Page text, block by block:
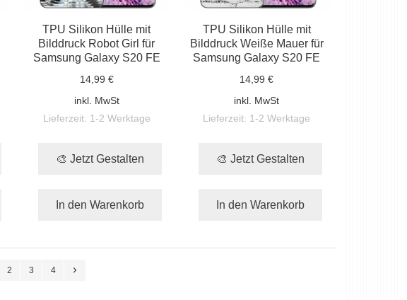
TPU Silikon Hülle mit
Bilddruck Robot Girl für
Samsung Galaxy S20 FE
14,99 €
inkl. MwSt
Lieferzeit: 1-2 Werktage
🎨 Jetzt Gestalten
In den Warenkorb
TPU Silikon Hülle mit
Bilddruck Weiße Mauer für
Samsung Galaxy S20 FE
14,99 €
inkl. MwSt
Lieferzeit: 1-2 Werktage
🎨 Jetzt Gestalten
In den Warenkorb
2 3 4